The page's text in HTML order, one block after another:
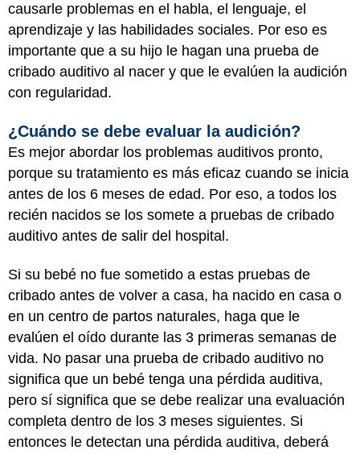
causarle problemas en el habla, el lenguaje, el
aprendizaje y las habilidades sociales. Por eso es
importante que a su hijo le hagan una prueba de
cribado auditivo al nacer y que le evalúen la audición
con regularidad.
¿Cuándo se debe evaluar la audición?
Es mejor abordar los problemas auditivos pronto,
porque su tratamiento es más eficaz cuando se inicia
antes de los 6 meses de edad. Por eso, a todos los
recién nacidos se los somete a pruebas de cribado
auditivo antes de salir del hospital.
Si su bebé no fue sometido a estas pruebas de
cribado antes de volver a casa, ha nacido en casa o
en un centro de partos naturales, haga que le
evalúen el oído durante las 3 primeras semanas de
vida. No pasar una prueba de cribado auditivo no
significa que un bebé tenga una pérdida auditiva,
pero sí significa que se debe realizar una evaluación
completa dentro de los 3 meses siguientes. Si
entonces le detectan una pérdida auditiva, deberá